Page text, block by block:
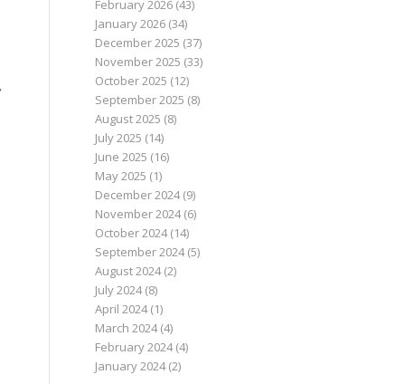
May 2026 (12)
April 2026(33)
March 2026(34)
February 2026(43)
January 2026(34)
December 2025(37)
November 2025
October 2025
September 2025
August 2025(8)
July 2025(14)
June 2025(16)
May 2025(1)
December 2024(9)
November 2024
October 2024
September 2024
August 2024(2)
July 2024(8)
April 2024(1)